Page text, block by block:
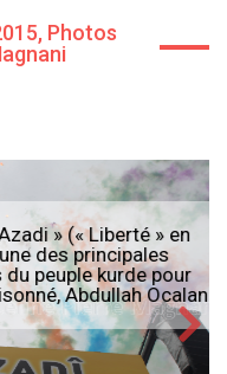
Photos
Liberté » en
principales
kurde pour
Ocalan